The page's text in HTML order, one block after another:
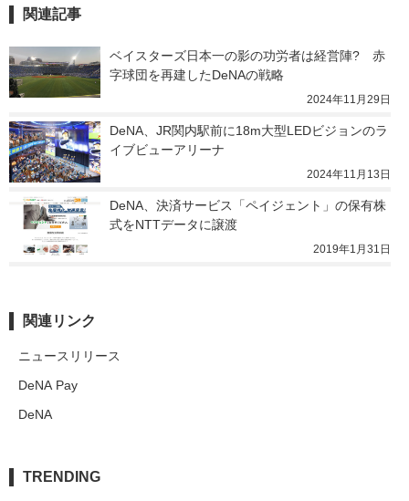
関連記事
ベイスターズ日本一の影の功労者は経営陣?　赤
字球団を再建したDeNAの戦略
2024年11月29日
DeNA、JR関内駅前に18m大型LEDビジョンのラ
イブビューアリーナ
2024年11月13日
DeNA、決済サービス「ペイジェント」の保有株
式をNTTデータに譲渡
2019年1月31日
関連リンク
ニュースリリース
DeNA Pay
DeNA
TRENDING